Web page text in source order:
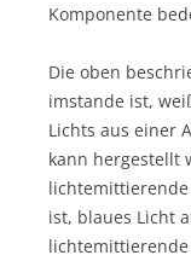
Komponente
Die oben
imstande ist,
Lichts aus einer
kann hergestellt
ist, blaues Licht